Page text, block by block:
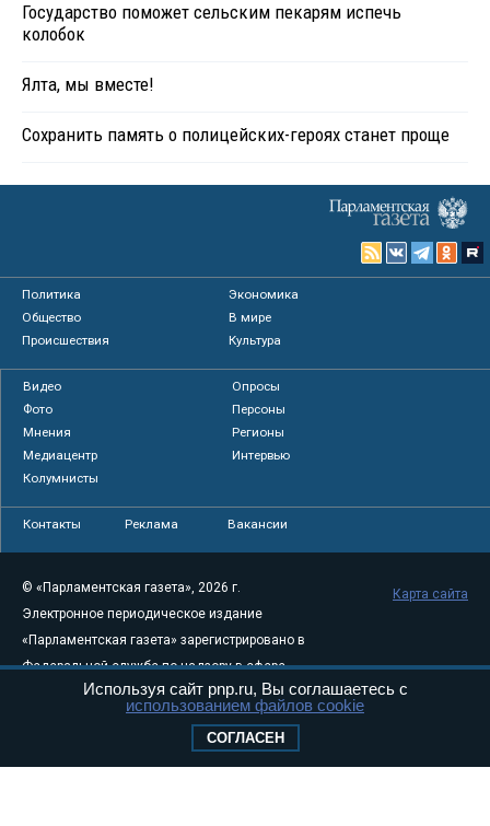
Государство поможет сельским пекарям испечь
колобок
Ялта, мы вместе!
Сохранить память о полицейских-героях станет проще
Политика
Экономика
Общество
В мире
Происшествия
Культура
Видео
Опросы
Фото
Персоны
Мнения
Регионы
Медиацентр
Интервью
Колумнисты
Контакты Реклама Вакансии
© «Парламентская газета», 2026 г.
Электронное периодическое издание
«Парламентская газета» зарегистрировано в
Федеральной службе по надзору в сфере
связи, информационных технологий и
массовых коммуникаций (Роскомнадзор) 05
Свидетельство о регистрации Эл № ФС77-
Карта сайта
Используя сайт pnp.ru, Вы соглашаетесь с
использованием файлов cookie
СОГЛАСЕН